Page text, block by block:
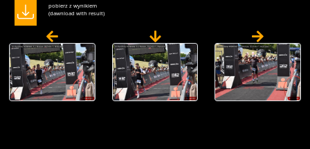
pobierz z wynikiem
(dawnload with result)